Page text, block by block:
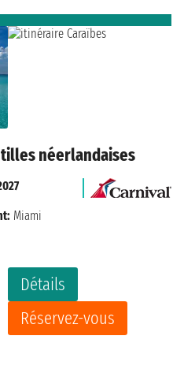
néerlandaises
Détails
Réservez-vous
Miami